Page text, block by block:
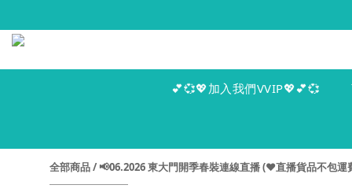
💕💞💖加入我們VVIP💖💕💞
全部商品/📢06.2026 東大門開季春裝連線直播 (♥️直播貨品不包運